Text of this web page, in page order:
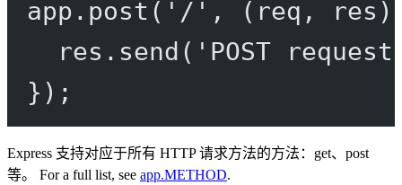
app. post ( '/' , ( req , res
res. send ( 'POST
});
Express 支持对应于所有 HTTP 请求方法的方法：get、post
等。 For a full list, see app.METHOD.